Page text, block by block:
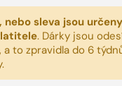
nebo sleva jsou
. Dárky jsou
a to zpravidla do 6